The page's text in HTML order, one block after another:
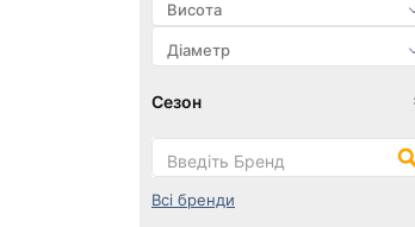
Сезон
Всі бренди